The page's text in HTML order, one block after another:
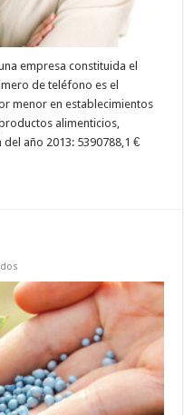
empresa constituida el
de teléfono es el
menor en establecimientos
alimenticios,
año 2013: 5390788,1 €